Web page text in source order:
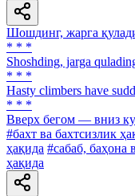
Шошдинг, жарга
* * *
Shoshding, jarga
* * *
Hasty climbers have
* * *
Вверх бегом — вниз
#бахт ва бахтсизлик
ҳақида #сабаб, баҳона
ҳақида